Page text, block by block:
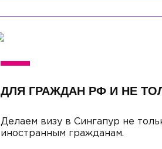
ДЛЯ ГРАЖДАН РФ И НЕ
Делаем визу в Сингапур не
иностранным гражданам.